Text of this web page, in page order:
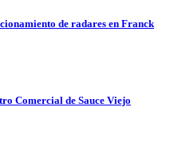
de radares en Franck
Comercial de Sauce Viejo